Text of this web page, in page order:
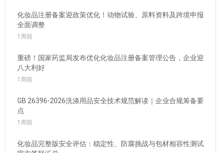
化妆品注册备案迎政策优化！动物试验、原料资料及跨境申报
全面调整
1周前
重磅！国家药监局发布优化化妆品注册备案管理公告，企业迎
八大利好
1周前
GB 26396-2026洗涤用品安全技术规范解读｜企业合规筹备要
点
1周前
化妆品完整版安全评估：稳定性、防腐挑战与包材相容性测试